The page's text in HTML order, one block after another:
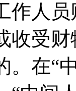
作人
收受
。在“